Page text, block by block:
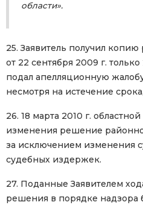
области».
25. Заявитель получил
от 22 сентября 2009 г.
подал апелляционную
несмотря на истечение
26. 18 марта 2010 г.
изменения решение
за исключением изменения
судебных издержек.
27. Поданные Заявителем
решения в порядке надзора